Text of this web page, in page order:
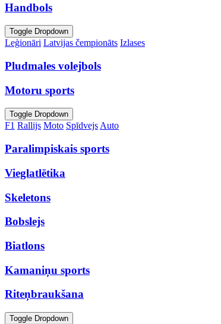
Handbols
Toggle Dropdown
Leģionāri Latvijas čempionāts Izlases
Pludmales volejbols
Motoru sports
Toggle Dropdown
F1 Rallijs Moto SpīdvejsAuto
Paralimpiskais sports
Vieglatlētika
Skeletons
Bobslejs
Biatlons
Kamaniņu sports
Riteņbraukšana
Toggle Dropdown